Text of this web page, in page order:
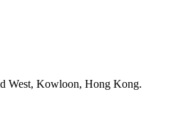
West, Kowloon, Hong Kong.